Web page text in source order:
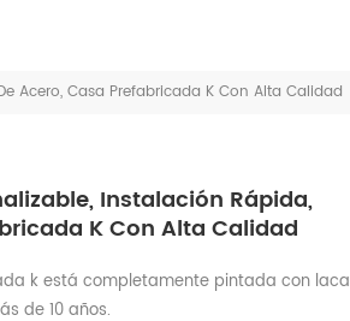
Acero, Casa Prefabricada K Con Alta Calidad
Instalación Rápida,
K Con Alta Calidad
k está completamente pintada con laca
de 10 años.